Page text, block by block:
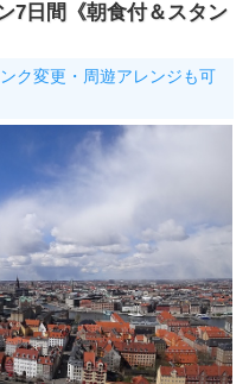
7日間《朝食付＆スタン
ク変更・周遊アレンジも可